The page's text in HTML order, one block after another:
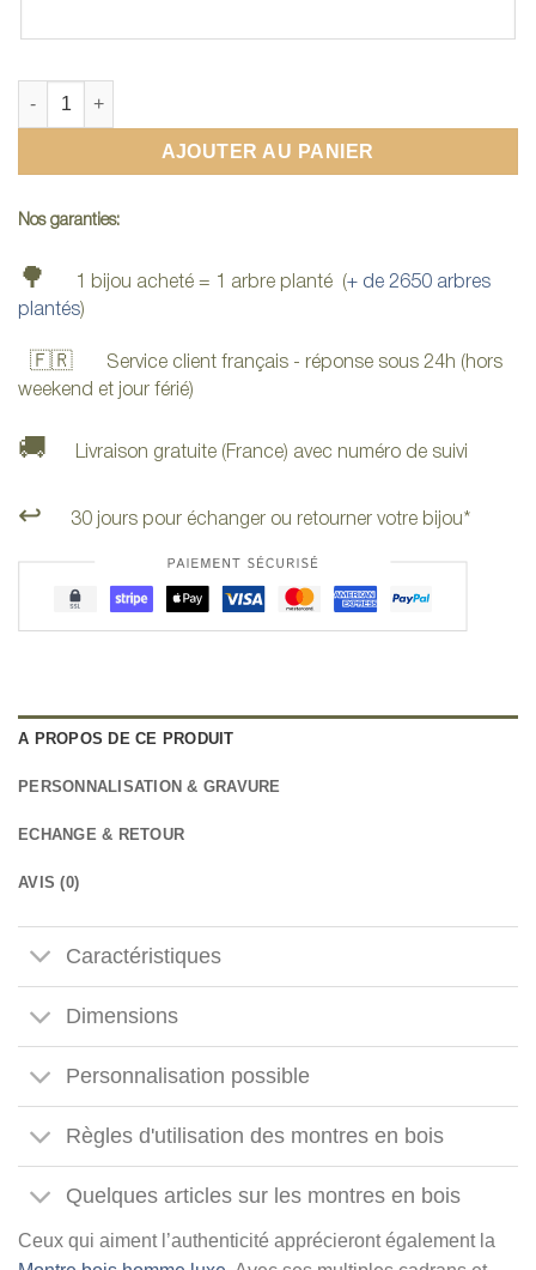
quantité de Montre bois femme
AJOUTER AU PANIER
Nos garanties:
🌳 1 bijou acheté = 1 arbre planté (+ de 2650 arbres
plantés)
🇫🇷 Service client français - réponse sous 24h (hors
weekend et jour férié)
🚚 Livraison gratuite (France) avec numéro de suivi
↩️ 30 jours pour échanger ou retourner votre bijou*
A PROPOS DE CE PRODUIT
PERSONNALISATION & GRAVURE
ECHANGE & RETOUR
AVIS (0)
Caractéristiques
Dimensions
Personnalisation possible
Règles d'utilisation des montres en bois
Quelques articles sur les montres en bois
Ceux qui aiment l’authenticité apprécieront également la